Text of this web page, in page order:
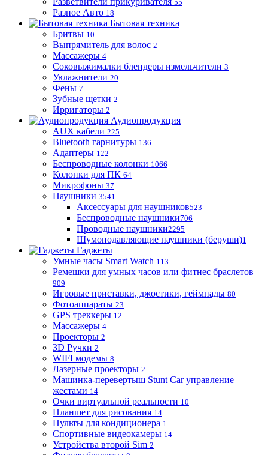
55
Разное Авто 18
Бытовая техника
Бритвы 10
Выпрямитель для волос 2
Массажеры 4
Соковыжималки блендеры измельчители 3
Увлажнители 20
Фены 7
Зубные щетки 2
Ирригаторы 2
Аудиопродукция
AUX кабели 225
Bluetooth гарнитуры 136
Адаптеры 122
Беспроводные колонки 1066
Колонки для ПК 64
Микрофоны 37
Наушники 3541
Аксессуары для наушников523
Беспроводные наушники706
Проводные наушники2295
Шумоподавляющие наушники (беруши)1
Гаджеты
Умные часы Smart Watch 113
Ремешки для умных часов или фитнес браслетов
909
Игровые приставки, джостики, геймпады 80
Фотоаппараты 23
GPS треккеры 12
Массажеры 4
Проекторы 2
3D Ручки 2
WIFI модемы 8
Лазерные проекторы 2
Машинка-перевертыш Stunt Car управление
жестами 14
Очки виртуальной реальности 10
Планшет для рисования 14
Пульты для кондиционера 1
Спортивные видеокамеры 14
Устройства второй Sim 2